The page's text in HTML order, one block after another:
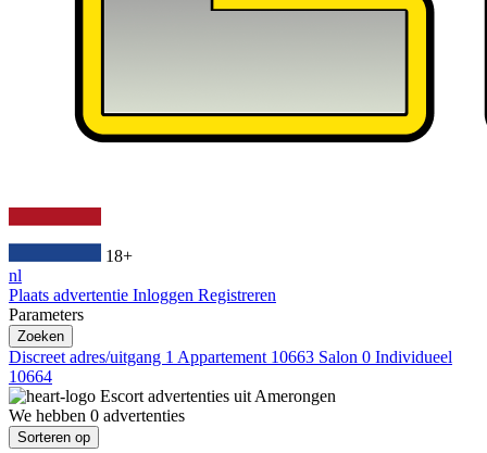
18+
nl
Plaats advertentie Inloggen Registreren
Parameters
Zoeken
Discreet adres/uitgang 1 Appartement 10663 Salon 0 Individueel
10664
Escort advertenties uit Amerongen
We hebben 0 advertenties
Sorteren op